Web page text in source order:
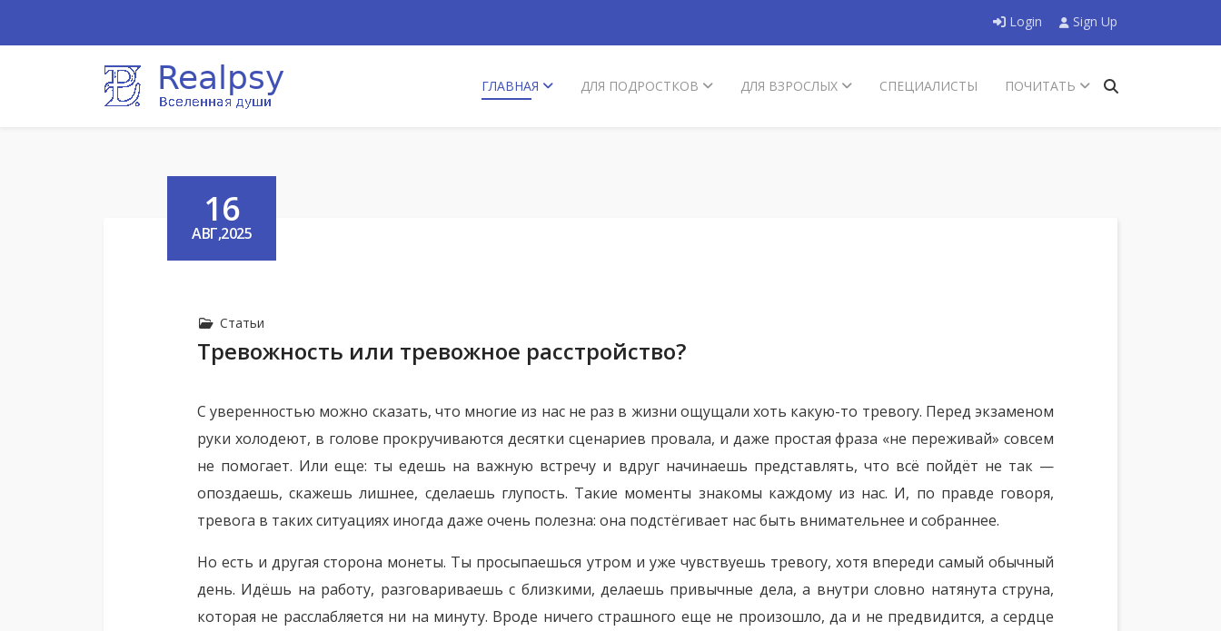
Login Sign Up
ГЛАВНАЯ ДЛЯ ПОДРОСТКОВ ДЛЯ ВЗРОСЛЫХ СПЕЦИАЛИСТЫ ПОЧИТАТЬ
16
АВГ,2025
Статьи
Тревожность или тревожное расстройство?
С уверенностью можно сказать, что многие из нас не раз в жизни ощущали хоть какую-то тревогу. Перед экзаменом
руки холодеют, в голове прокручиваются десятки сценариев провала, и даже простая фраза «не переживай» совсем
не помогает. Или еще: ты едешь на важную встречу и вдруг начинаешь представлять, что всё пойдёт не так —
опоздаешь, скажешь лишнее, сделаешь глупость. Такие моменты знакомы каждому из нас. И, по правде говоря,
тревога в таких ситуациях иногда даже очень полезна: она подстёгивает нас быть внимательнее и собраннее.
Но есть и другая сторона монеты. Ты просыпаешься утром и уже чувствуешь тревогу, хотя впереди самый обычный
день. Идёшь на работу, разговариваешь с близкими, делаешь привычные дела, а внутри словно натянута струна,
которая не расслабляется ни на минуту. Вроде ничего страшного еще не произошло, да и не предвидится, а сердце